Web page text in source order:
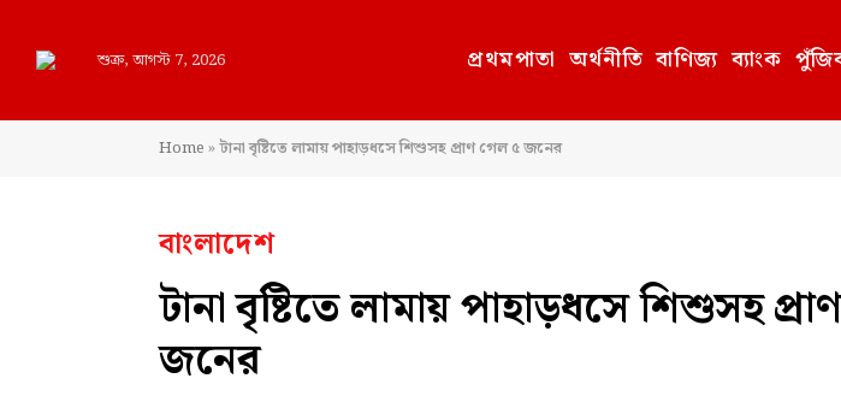
শুক্র, আগস্ট 7, 2026 প্রথমপাতা অর্থনীতি বাণিজ্য ব্যাংক
Home»টানা বৃষ্টিতে লামায় পাহাড়ধসে শিশুসহ প্রাণ গেল ৫ জনের
বাংলাদেশ
টানা বৃষ্টিতে লামায় পাহাড়ধসে শিশুসহ
জনের